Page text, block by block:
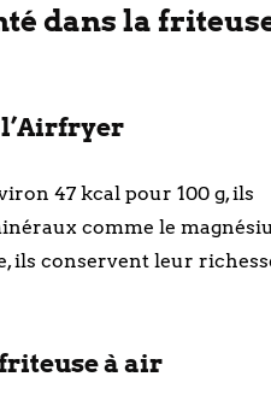
dans la
47 kcal pour 100 g, ils
comme le
ils conservent leur
à air